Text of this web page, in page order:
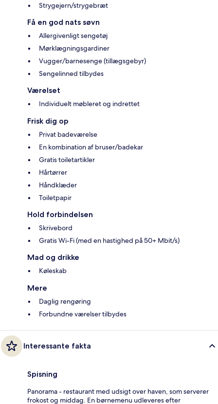
Strygejern/strygebræt
Få en god nats søvn
Allergivenligt sengetøj
Mørklægningsgardiner
Vugger/barnesenge (tillægsgebyr)
Sengelinned tilbydes
Værelset
Individuelt møbleret og indrettet
Frisk dig op
Privat badeværelse
En kombination af bruser/badekar
Gratis toiletartikler
Hårtørrer
Håndklæder
Toiletpapir
Hold forbindelsen
Skrivebord
Gratis Wi-Fi (med en hastighed på 50+ Mbit/s)
Mad og drikke
Køleskab
Mere
Daglig rengøring
Forbundne værelser tilbydes
Interessante fakta
Spisning
Panorama - restaurant med udsigt over haven, som serverer
frokost og middag. En børnemenu udleveres efter